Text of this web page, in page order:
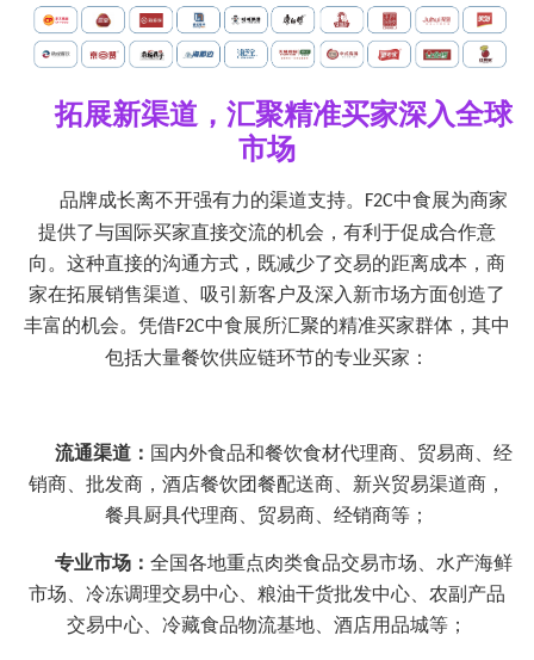
拓展新渠道， 汇聚精准买家深入全球
市场
品牌成长离不开强有力的渠道支持。 F2C中食展为商家
提供了与国际买家直接交流的机会，有利于促成合作意
向。这种直接的沟通方式，既减少了交易的距离成本，商
家在拓展销售渠道、吸引新客户及深入新市场方面创造了
丰富的机会。凭借F2C中食展所汇聚的精准买家群体，其中
包括大量餐饮供应链环节的专业买家：
流通渠道： 国内外食品和餐饮食材代理商、贸易商、经
销商、批发商，酒店餐饮团餐配送商、新兴贸易渠道商，
餐具厨具代理商、贸易商、经销商等；
专业市场： 全国各地重点肉类食品交易市场、水产海鲜
市场、冷冻调理交易中心、粮油干货批发中心、农副产品
交易中心、冷藏食品物流基地、酒店用品城等；